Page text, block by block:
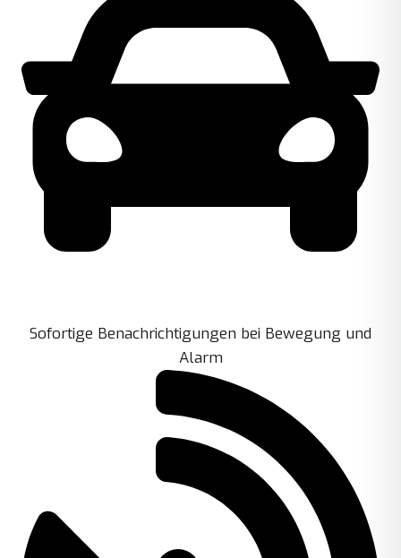
Sofortige Benachrichtigungen bei Bewegung und
Alarm